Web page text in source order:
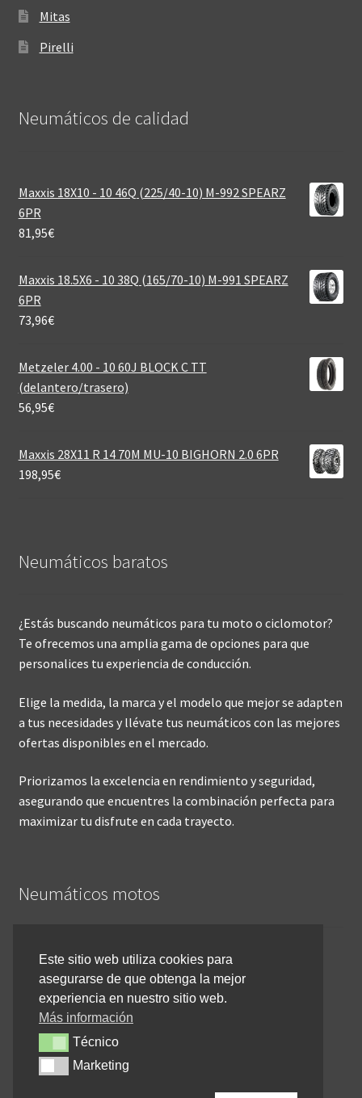
Mitas
Pirelli
Neumáticos de calidad‎
Maxxis 18X10 - 10 46Q (225/40-10) M-992 SPEARZ
6PR
81,95€
Maxxis 18.5X6 - 10 38Q (165/70-10) M-991 SPEARZ
6PR
73,96€
Metzeler 4.00 - 10 60J BLOCK C TT
(delantero/trasero)
56,95€
Maxxis 28X11 R 14 70M MU-10 BIGHORN 2.0 6PR
198,95€
Neumáticos baratos
¿Estás buscando neumáticos para tu moto o ciclomotor?
Te ofrecemos una amplia gama de opciones para que
personalices tu experiencia de conducción.
Elige la medida, la marca y el modelo que mejor se adapten
a tus necesidades y llévate tus neumáticos con las mejores
ofertas disponibles en el mercado.
Priorizamos la excelencia en rendimiento y seguridad,
asegurando que encuentres la combinación perfecta para
maximizar tu disfrute en cada trayecto.
Neumáticos motos
Inicio
Cómo comprar online
Devoluciones y reembolsos
Cancelar pedido
Contacto
Este sitio web utiliza cookies para
asegurarse de que obtenga la mejor
experiencia en nuestro sitio web.
Más información
TécnicoTécnico
MarketingMarketing